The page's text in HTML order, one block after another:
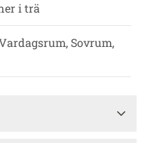
i trä
Sovrum,